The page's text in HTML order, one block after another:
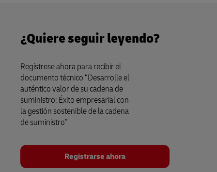
¿Quiere seguir leyendo?
Regístrese ahora para recibir el
documento técnico “Desarrolle el
auténtico valor de su cadena de
suministro: Éxito empresarial con
la gestión sostenible de la cadena
de suministro”
Registrarse ahora